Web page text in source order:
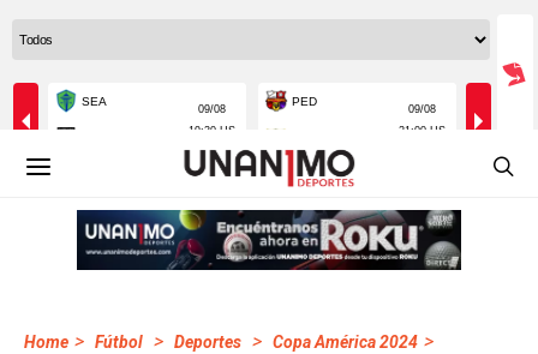
Home > Fútbol > Deportes > Copa América 2024 >